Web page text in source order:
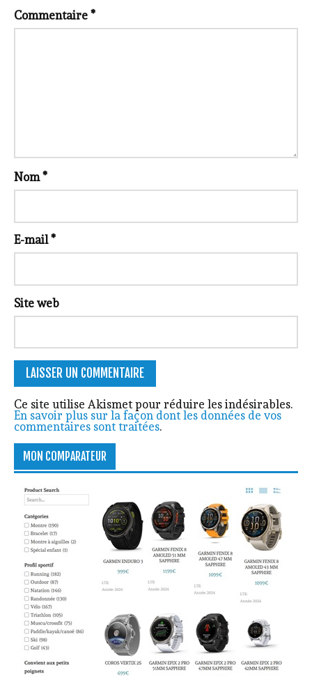
Commentaire*
Nom*
E-mail*
Site web
Ce site utilise Akismet pour réduire les indésirables.
En savoir plus sur la façon dont les données de vos
commentaires sont traitées.
MON COMPARATEUR